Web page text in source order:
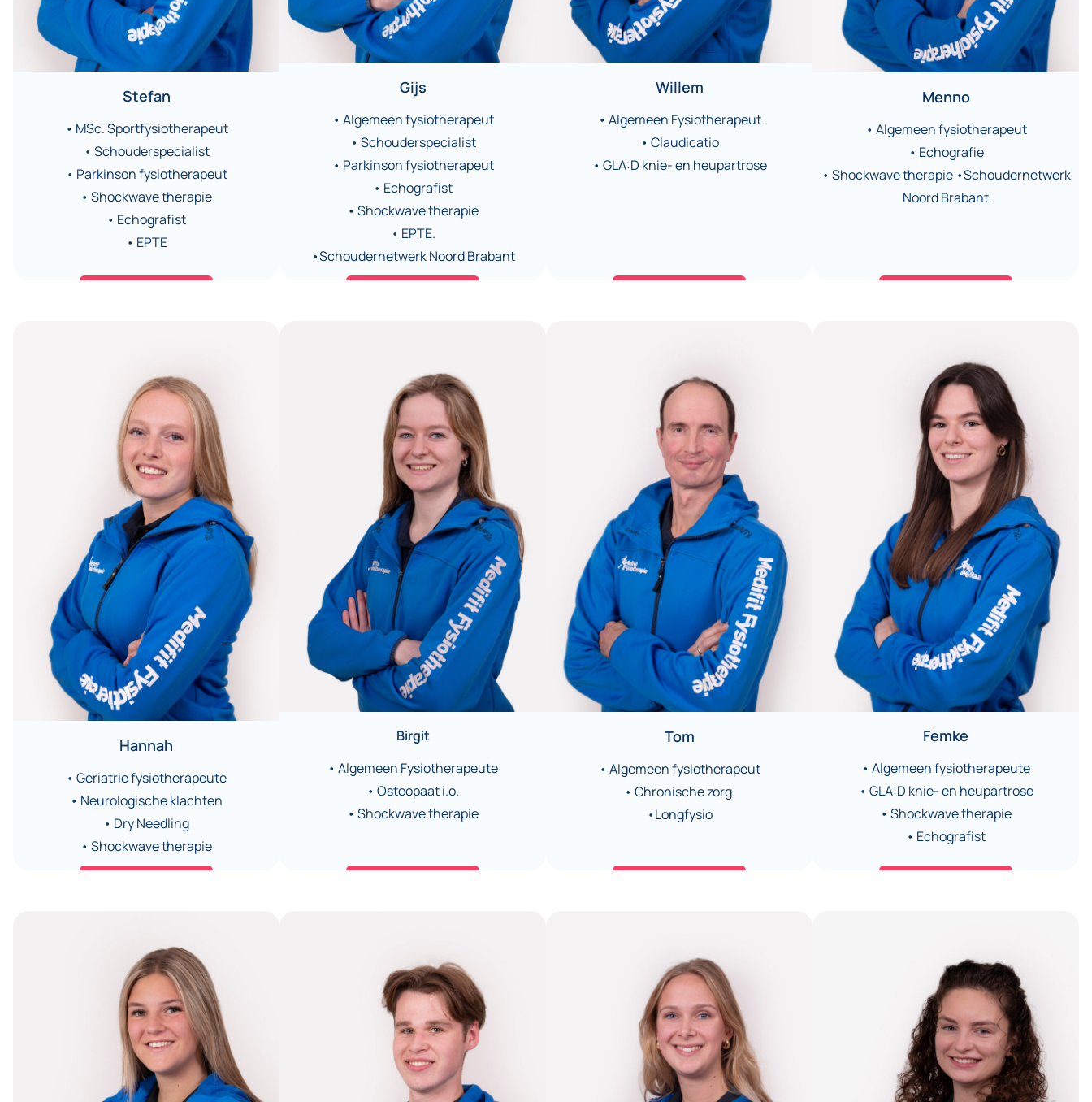
Stefan
• MSc. Sportfysiotherapeut
• Schouderspecialist
• Parkinson fysiotherapeut
• Shockwave therapie
• Echografist
• EPTE
Gijs
• Algemeen fysiotherapeut
• Schouderspecialist
• Parkinson fysiotherapeut
• Echografist
• Shockwave therapie
• EPTE.
•Schoudernetwerk Noord Brabant
Willem
• Algemeen Fysiotherapeut
• Claudicatio
• GLA:D knie- en heupartrose
Menno
• Algemeen fysiotherapeut
• Echografie
• Shockwave therapie •Schoudernetwerk
Noord Brabant
Hannah
• Geriatrie fysiotherapeute
• Neurologische klachten
• Dry Needling
• Shockwave therapie
Birgit
• Algemeen Fysiotherapeute
• Osteopaat i.o.
• Shockwave therapie
Tom
• Algemeen fysiotherapeut
• Chronische zorg.
•Longfysio
Femke
• Algemeen fysiotherapeute
• GLA:D knie- en heupartrose
• Shockwave therapie
• Echografist